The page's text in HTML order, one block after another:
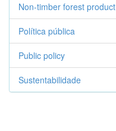
Non-timber forest product
Política pública
Public policy
Sustentabilidade